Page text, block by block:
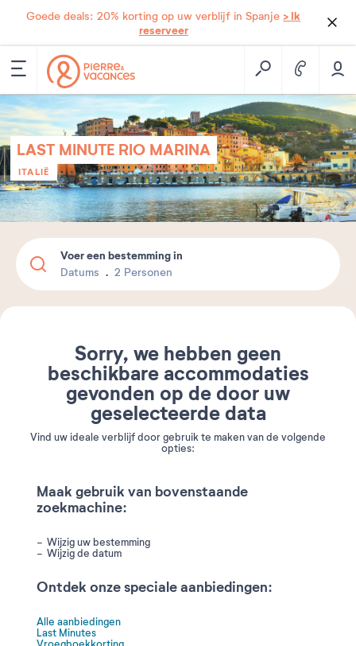
Goede deals: 20% korting op uw verblijf in Spanje > Ik
reserveer
LAST MINUTE RIO MARINA
ITALIË
Voer een bestemming in
Datums 2 Personen
Sorry, we hebben geen
beschikbare accommodaties
gevonden op de door uw
geselecteerde data
Vind uw ideale verblijf door gebruik te maken van de volgende
opties:
Maak gebruik van bovenstaande
zoekmachine:
Wijzig uw bestemming
Wijzig de datum
Ontdek onze speciale aanbiedingen:
Alle aanbiedingen
Last Minutes